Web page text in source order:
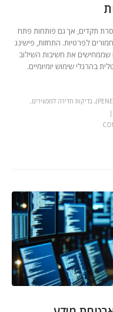
תקדים, אך גם פותחות פתח
לפרטיות. התחזות, פישינג
שממחישים את חשיבות השילוב
בהרגלי שימוש יומיומיים.
, בדיקות חדירה למכשירים,